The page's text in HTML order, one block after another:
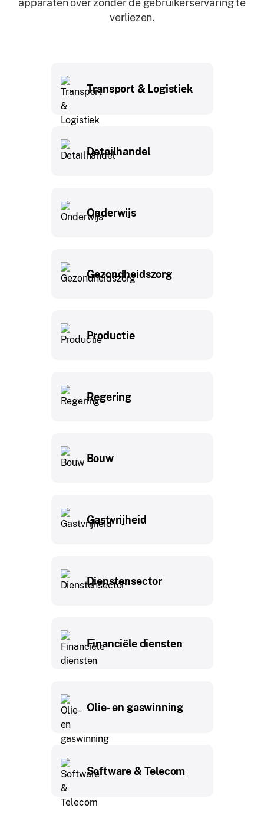
apparaten over zonder de gebruikerservaring te
verliezen.
Transport & Logistiek
Detailhandel
Onderwijs
Gezondheidszorg
Productie
Regering
Bouw
Gastvrijheid
Dienstensector
Financiële diensten
Olie- en gaswinning
Software & Telecom